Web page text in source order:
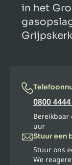
in het
Grijpskerk
0800 4444
Bereikbaar
uur
Stuur een
Stuur ons
We